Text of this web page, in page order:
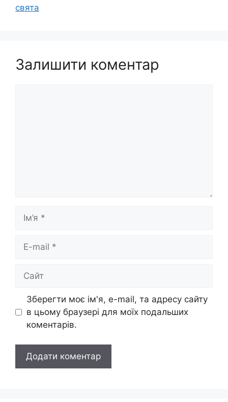
свята
Залишити коментар
Ім’я
Сайт
Зберегти моє ім'я, e-mail, та адресу сайту
в цьому браузері для моїх подальших
коментарів.